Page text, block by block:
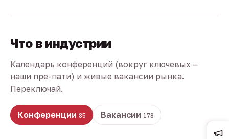
Что в индустрии
Календарь конференций (вокруг ключевых —
наши пре-пати) и живые вакансии рынка.
Переключай.
Конференции 85 Вакансии 178